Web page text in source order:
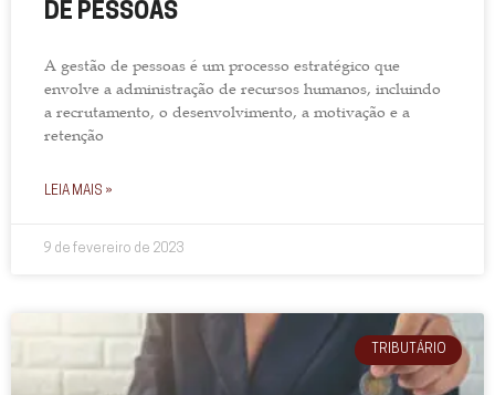
DE PESSOAS
A gestão de pessoas é um processo estratégico que
envolve a administração de recursos humanos, incluindo
a recrutamento, o desenvolvimento, a motivação e a
retenção
LEIA MAIS »
9 de fevereiro de 2023
TRIBUTÁRIO